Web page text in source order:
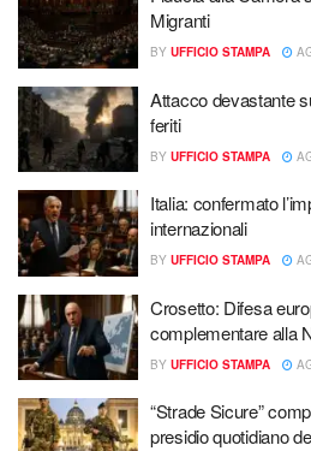
Migranti
BY UFFICIO STAMPA
Attacco devastante
feriti
BY UFFICIO STAMPA
Italia: confermato
internazionali
BY UFFICIO STAMPA
Crosetto: Difesa
complementare alla
BY UFFICIO STAMPA
“Strade Sicure”
presidio quotidiano